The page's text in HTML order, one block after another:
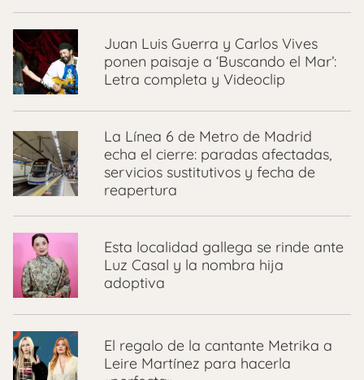
Juan Luis Guerra y Carlos Vives
ponen paisaje a ‘Buscando el Mar’:
Letra completa y Videoclip
La Línea 6 de Metro de Madrid
echa el cierre: paradas afectadas,
servicios sustitutivos y fecha de
reapertura
Esta localidad gallega se rinde ante
Luz Casal y la nombra hija
adoptiva
El regalo de la cantante Metrika a
Leire Martínez para hacerla